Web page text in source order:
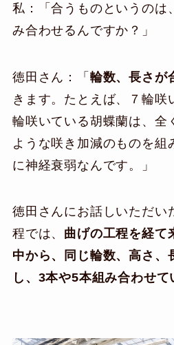
私：「合うものというのは
み合わせるんですか？」
徳田さん：「 輪数、長さが
きます。たとえば、７輪咲
輪咲いている胡蝶蘭は、全
ような咲き加減のものを組
に神経衰弱なんです。」
徳田さんにお話しいただい
程では、 曲げの工程を経て
中から、同じ輪数、高さ、
し、3本や5本組み合わせて